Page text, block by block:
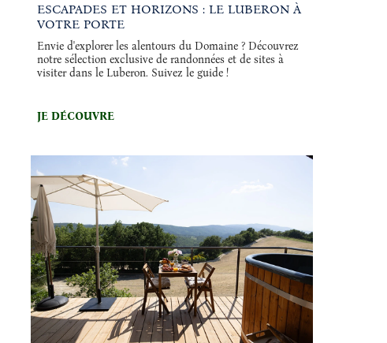
ESCAPADES ET HORIZONS : LE LUBERON À
VOTRE PORTE
Envie d'explorer les alentours du Domaine ? Découvrez
notre sélection exclusive de randonnées et de sites à
visiter dans le Luberon. Suivez le guide !
JE DÉCOUVRE